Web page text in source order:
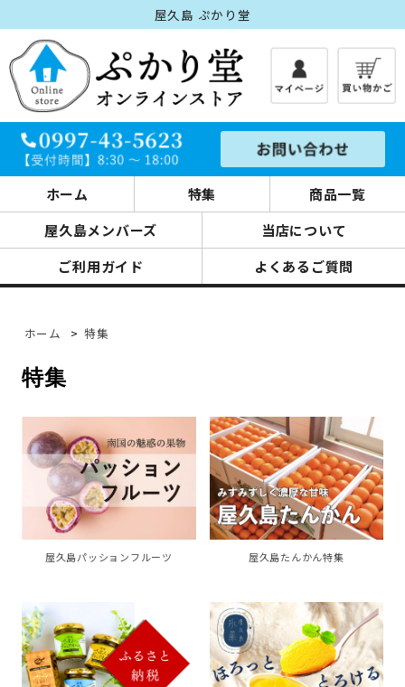
屋久島 ぷかり堂
ホーム 特集
商品一覧
屋久島メンバーズ
当店について
ご利用ガイド
よくあるご質問
ホーム > 特集
特集
屋久島パッションフルーツ 屋久島たんかん特集